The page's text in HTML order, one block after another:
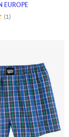
EUROPE
(1)